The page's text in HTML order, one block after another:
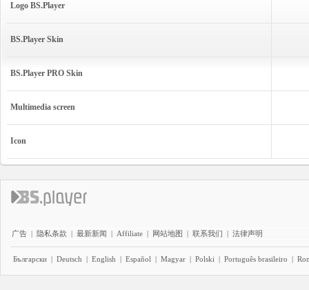
Logo BS.Player
BS.Player Skin
BS.Player PRO Skin
Multimedia screen
Icon
广告 | 隐私条款 | 最新新闻 | Affiliate | 网站地图 | 联系我们 | 法律声明
Български | Deutsch | English | Español | Magyar | Polski | Português brasileiro |